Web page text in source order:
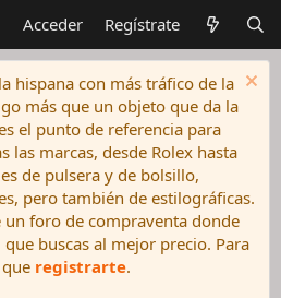
Acceder Regístrate
hispana con más tráfico de la
más que un objeto que da la
el punto de referencia para
las marcas, desde Rolex hasta
de pulsera y de bolsillo,
pero también de estilográficas.
foro de compraventa donde
buscas al mejor precio. Para
registrarte.